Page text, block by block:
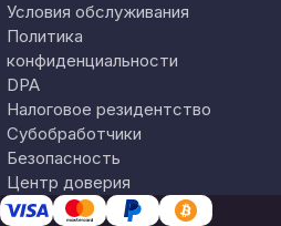
Условия обслуживания
Политика
конфиденциальности
DPA
Налоговое резидентство
Субобработчики
Безопасность
Центр доверия